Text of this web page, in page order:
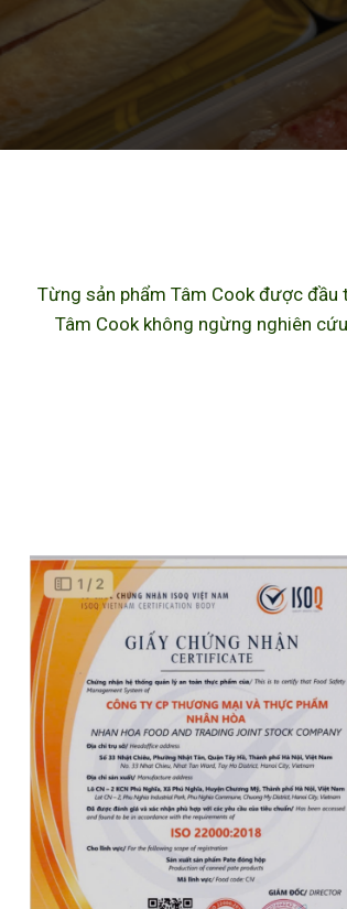
Từng sản phẩm Tâm Cook được đầu
Tâm Cook không ngừng nghiên